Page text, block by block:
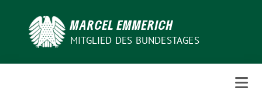
MARCEL EMMERICH
MITGLIED DES BUNDESTAGES